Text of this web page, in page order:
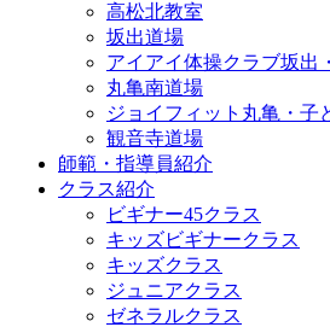
高松北教室
坂出道場
アイアイ体操クラブ坂出
丸亀南道場
ジョイフィット丸亀・子
観音寺道場
師範・指導員紹介
クラス紹介
ビギナー45クラス
キッズビギナークラス
キッズクラス
ジュニアクラス
ゼネラルクラス